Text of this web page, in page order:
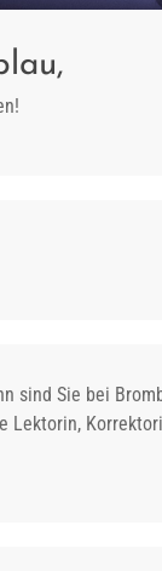
sind Sie bei
Lektorin,